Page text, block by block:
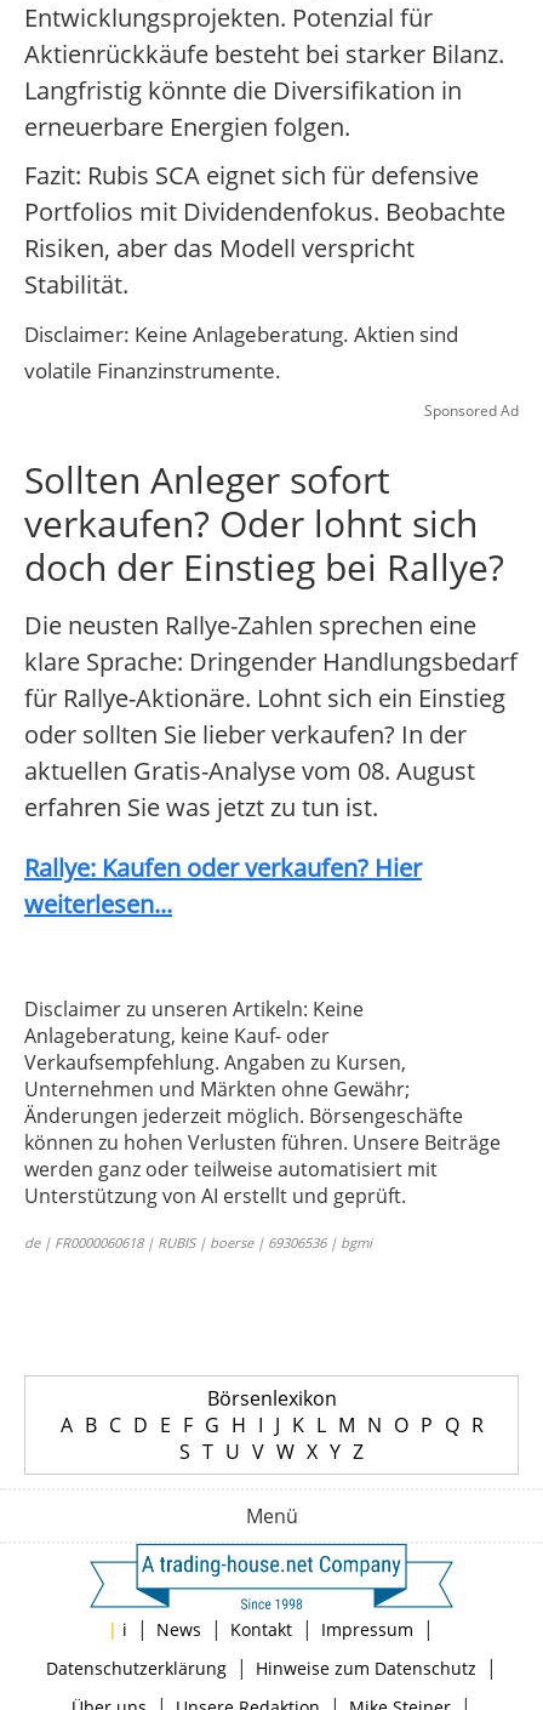
Entwicklungsprojekten. Potenzial für
Aktienrückkäufe besteht bei starker Bilanz.
Langfristig könnte die Diversifikation in
erneuerbare Energien folgen.
Fazit: Rubis SCA eignet sich für defensive
Portfolios mit Dividendenfokus. Beobachte
Risiken, aber das Modell verspricht
Stabilität.
Disclaimer: Keine Anlageberatung. Aktien sind
volatile Finanzinstrumente.
Sponsored Ad
Sollten Anleger sofort
verkaufen? Oder lohnt sich
doch der Einstieg bei Rallye?
Die neusten Rallye-Zahlen sprechen eine
klare Sprache: Dringender Handlungsbedarf
für Rallye-Aktionäre. Lohnt sich ein Einstieg
oder sollten Sie lieber verkaufen? In der
aktuellen Gratis-Analyse vom 08. August
erfahren Sie was jetzt zu tun ist.
Rallye: Kaufen oder verkaufen? Hier
weiterlesen...
Disclaimer zu unseren Artikeln: Keine
Anlageberatung, keine Kauf- oder
Verkaufsempfehlung. Angaben zu Kursen,
Unternehmen und Märkten ohne Gewähr;
Änderungen jederzeit möglich. Börsengeschäfte
können zu hohen Verlusten führen. Unsere Beiträge
werden ganz oder teilweise automatisiert mit
Unterstützung von AI erstellt und geprüft.
de | FR0000060618 | RUBIS | boerse | 69306536 | bgmi
Börsenlexikon
A B C D E F G H I J K L M N O P Q R
S T U V W X Y Z
Menü
| i | News | Kontakt | Impressum |
Datenschutzerklärung| Hinweise zum Datenschutz |